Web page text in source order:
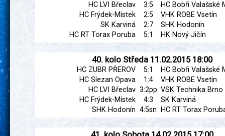
HC LVI Břeclav
3:5
HC Bobři Valašské
HC Frýdek-Místek
2:5
VHK ROBE Vsetín
SK Karviná
2:7
SHK Hodonín
HC RT Torax Poruba
5:1 HK Nový Jičín
40. kolo Středa 11.02.2015 18:00
HC ZUBR PŘEROV 5:1
HC Bobři Valašské
HC Slezan Opava
1:4
VHK ROBE Vsetín
HC LVI Břeclav 3:2pp VSK Technika Brno
HC Frýdek-Místek
4:3
SK Karviná
SHK Hodonín 4:5sn HC RT Torax